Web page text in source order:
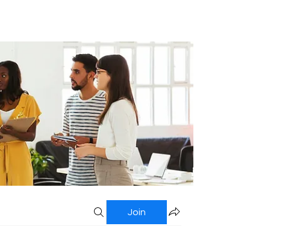
Join